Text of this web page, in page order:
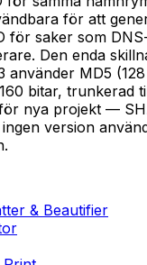
för att
för saker som
Den enda
använder MD5
bitar, trunkerad
nya projekt —
version
& Beautifier